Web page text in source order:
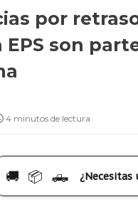
por
EPS son
4 minutos de lectura
🚚 📦 🛻 ¿Necesitas